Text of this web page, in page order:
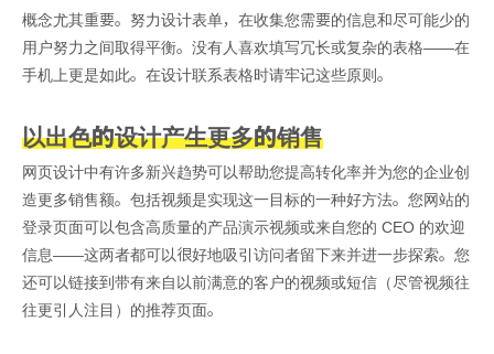
概念尤其重要。努力设计表单，在收集您需要的信息和尽可能少的
用户努力之间取得平衡。没有人喜欢填写冗长或复杂的表格——在
手机上更是如此。在设计联系表格时请牢记这些原则。
以出色的设计产生更多的销售
网页设计中有许多新兴趋势可以帮助您提高转化率并为您的企业创
造更多销售额。包括视频是实现这一目标的一种好方法。您网站的
登录页面可以包含高质量的产品演示视频或来自您的 CEO 的欢迎
信息——这两者都可以很好地吸引访问者留下来并进一步探索。您
还可以链接到带有来自以前满意的客户的视频或短信（尽管视频往
往更引人注目）的推荐页面。